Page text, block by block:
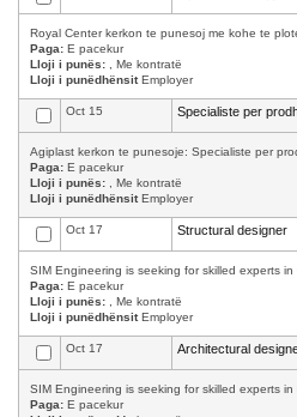
Royal Center kerkon te punesoj me kohe te
Paga: E pacekur
Lloji i punës: , Me kontratë
Lloji i punëdhënsitEmployer
Oct 15 Specialiste per
Agiplast kerkon te punesoje: Specialiste per
Paga: E pacekur
Lloji i punës: , Me kontratë
Lloji i punëdhënsitEmployer
Oct 17 Structural designer
SIM Engineering is seeking for skilled experts
Paga: E pacekur
Lloji i punës: , Me kontratë
Lloji i punëdhënsitEmployer
Oct 17 Architectural
SIM Engineering is seeking for skilled experts
Paga: E pacekur